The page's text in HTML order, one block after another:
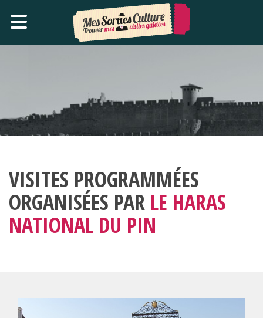
VISITES PROGRAMMÉES
ORGANISÉES PAR LE HARAS
NATIONAL DU PIN